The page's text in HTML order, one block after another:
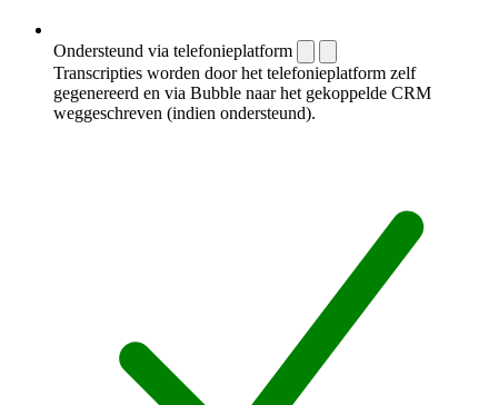
Ondersteund via telefonieplatform
Transcripties worden door het telefonieplatform zelf
gegenereerd en via Bubble naar het gekoppelde CRM
weggeschreven (indien ondersteund).